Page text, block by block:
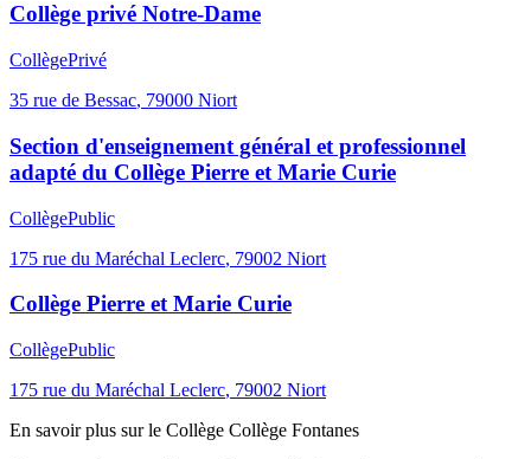
Collège privé Notre-Dame
CollègePrivé
35 rue de Bessac, 79000 Niort
Section d'enseignement général et professionnel
adapté du Collège Pierre et Marie Curie
CollègePublic
175 rue du Maréchal Leclerc, 79002 Niort
Collège Pierre et Marie Curie
CollègePublic
175 rue du Maréchal Leclerc, 79002 Niort
En savoir plus sur le Collège Collège Fontanes